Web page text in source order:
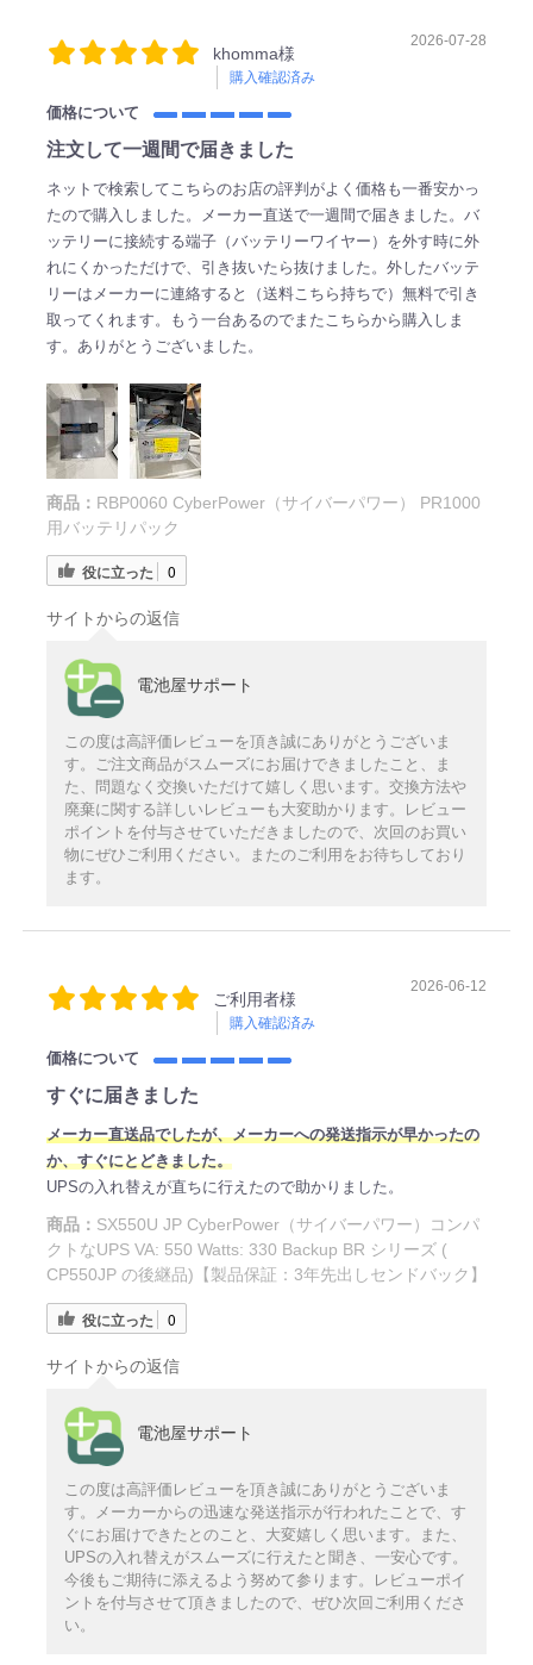
khomma様
購入確認済み
2026-07-28
価格について
注文して一週間で届きました
ネットで検索してこちらのお店の評判がよく価格も一番安かっ
たので購入しました。メーカー直送で一週間で届きました。バ
ッテリーに接続する端子（バッテリーワイヤー）を外す時に外
れにくかっただけで、引き抜いたら抜けました。外したバッテ
リーはメーカーに連絡すると（送料こちら持ちで）無料で引き
取ってくれます。もう一台あるのでまたこちらから購入しま
す。ありがとうございました。
商品： RBP0060 CyberPower（サイバーパワー） PR1000
用バッテリパック
役に立った 0
サイトからの返信
電池屋サポート
この度は高評価レビューを頂き誠にありがとうございま
す。ご注文商品がスムーズにお届けできましたこと、ま
た、問題なく交換いただけて嬉しく思います。交換方法や
廃棄に関する詳しいレビューも大変助かります。レビュー
ポイントを付与させていただきましたので、次回のお買い
物にぜひご利用ください。またのご利用をお待ちしており
ます。
ご利用者様
購入確認済み
2026-06-12
価格について
すぐに届きました
メーカー直送品でしたが、メーカーへの発送指示が早かったの
か、すぐにとどきました。
UPSの入れ替えが直ちに行えたので助かりました。
商品： SX550U JP CyberPower（サイバーパワー）コンパ
クトなUPS VA: 550 Watts: 330 Backup BR シリーズ (
CP550JP の後継品)【製品保証：3年先出しセンドバック】
役に立った 0
サイトからの返信
電池屋サポート
この度は高評価レビューを頂き誠にありがとうございま
す。メーカーからの迅速な発送指示が行われたことで、す
ぐにお届けできたとのこと、大変嬉しく思います。また、
UPSの入れ替えがスムーズに行えたと聞き、一安心です。
今後もご期待に添えるよう努めて参ります。レビューポイ
ントを付与させて頂きましたので、ぜひ次回ご利用くださ
い。